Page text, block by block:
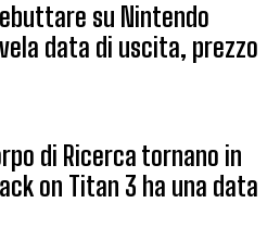
su Nintendo
data di uscita, prezzo
di Ricerca tornano in
on Titan 3 ha una data